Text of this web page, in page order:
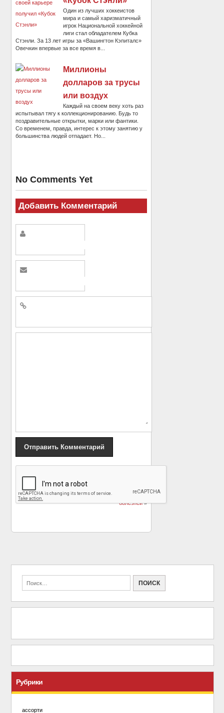
Один из лучших хоккеистов
мира и самый харизматичный
игрок Национальной хоккейной
лиги стал обладателем Кубка
Стэнли. За 13 лет игры за «Вашингтон Кэпиталс»
Овечкин впервые за все время в...
Миллионы
долларов за трусы
или воздух
Каждый на своем веку хоть раз
испытывал тягу к коллекционированию. Будь то
поздравительные открытки, марки или фантики.
Со временем, правда, интерес к этому занятию у
большинства людей отпадает. Но...
No Comments Yet
Добавить Комментарий
Необычная
внешность очень
ценится (22 фото)
изменился до
болезней»
Рубрики
ассорти